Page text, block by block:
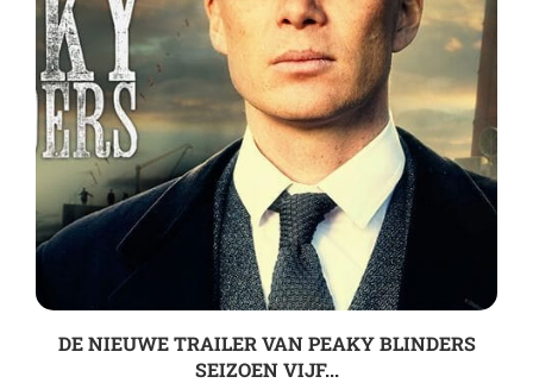
DE NIEUWE TRAILER VAN PEAKY BLINDERS
SEIZOEN VIJF...